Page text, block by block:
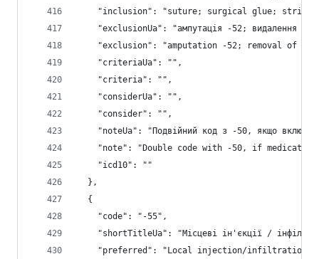
"inclusion": "suture; surgical glue;
"exclusionUa": "ампутація -52; видалення
"exclusion": "amputation -52; removal of
    "criteriaUa": "",
    "criteria": "",
    "considerUa": "",
    "consider": "",
"noteUa": "Подвійний код з -50, якщо
"note": "Double code with -50, if
    "icd10": ""
  },
  {
    "code": "-55",
"shortTitleUa": "Місцеві ін'єкції /
    "preferred": "Local injection/infiltration",